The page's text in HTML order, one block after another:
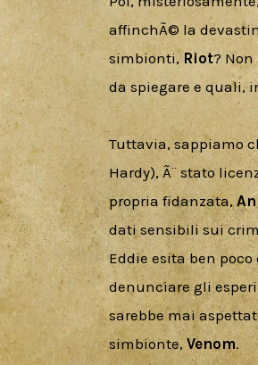
affinchÃ© la
simbionti, Riot?
da spiegare e quali,
Tuttavia, sappiamo
Hardy), Ã¨ stato
propria fidanzata,
dati sensibili sui
Eddie esita ben
denunciare gli
sarebbe mai
simbionte, Venom.